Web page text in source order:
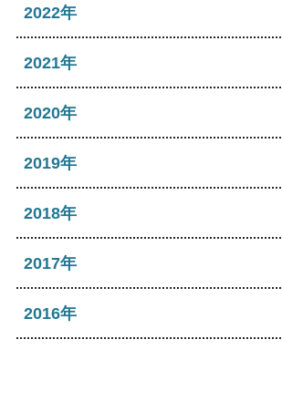
2026年04月
2026年03月
2026年02月
2025年08月
2025年07月
2025年06月
2025年04月
2025年02月
2024年10月
2024年08月
2024年07月
2024年06月
2024年04月
2023年12月
2023年10月
2023年08月
2023年07月
2023年06月
2023年04月
2022年
2022年12月
2022年10月
2022年08月
2022年07月
2022年06月
2021年
2021年12月
2021年10月
2021年08月
2021年07月
2020年
2020年12月
2020年10月
2020年08月
2019年
2019年12月
2019年10月
2018年
2018年12月
2018年10月
2017年
2017年12月
2016年